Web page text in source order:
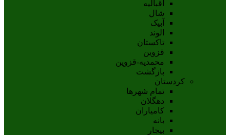
اقبالیه
شال
آبيک
الوند
تاکستان
قزوين
محمديه-قزوين
بازگشت
کردستان
تمام شهر‌ها
دهگلان
کامیاران
بانه
بيجار